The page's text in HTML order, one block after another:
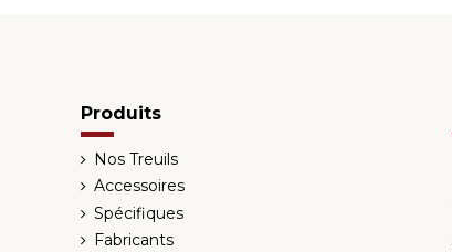
Produits
Nos Treuils
Accessoires
Spécifiques
Fabricants